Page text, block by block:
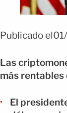
Publicado
Las
más rentables
El